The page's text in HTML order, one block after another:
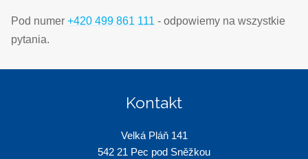
Pod numer +420 499 861 111 - odpowiemy na wszystkie
pytania.
Kontakt
Velká Pláň 141
542 21 Pec pod Sněžkou